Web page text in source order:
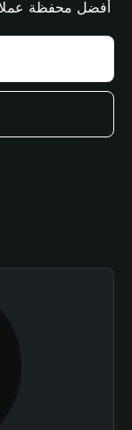
أفضل محفظة عملات